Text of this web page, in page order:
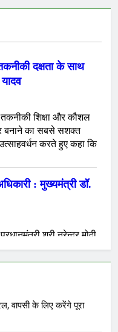
वापसी के लिए करेंगे पूरा